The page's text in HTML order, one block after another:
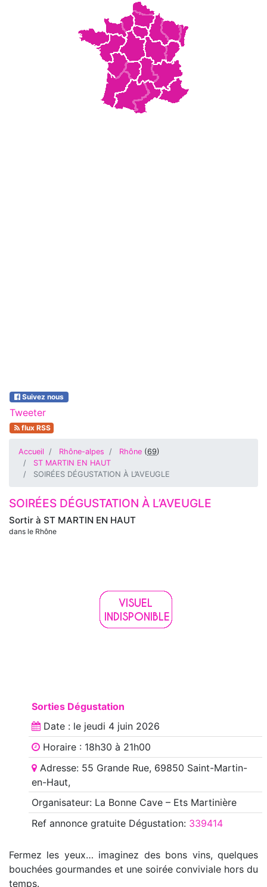
Suivez nous
Tweeter
flux RSS
Accueil Rhône-alpes Rhône (69)
ST MARTIN EN HAUT
SOIRÉES DÉGUSTATION À L’AVEUGLE
Sortir à ST MARTIN EN HAUT
dans le Rhône
SOIRÉES DÉGUSTATION À L’AVEUGLE
Sorties Dégustation
Date : le jeudi 4 juin 2026
Horaire : 18h30 à 21h00
Adresse: 55 Grande Rue, 69850 Saint-Martin-
en-Haut,
Organisateur: La Bonne Cave – Ets Martinière
Ref annoncegratuite Dégustation: 339414
Fermez les yeux… imaginez des bons vins, quelques
bouchées gourmandes et une soirée conviviale hors du
temps.